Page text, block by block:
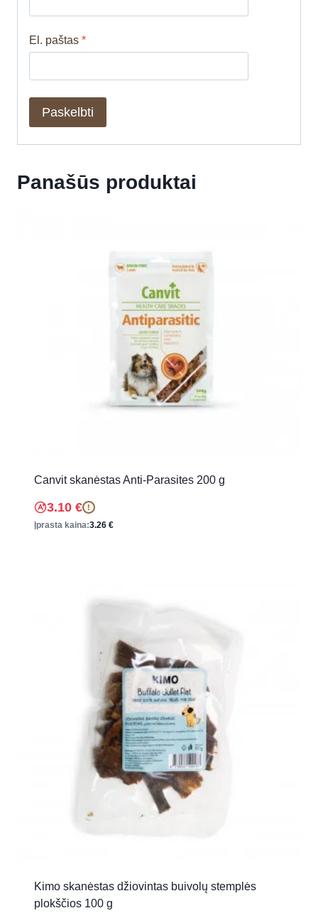
El. paštas *
Panašūs produktai
Canvit skanėstas Anti-Parasites 200 g
3.10 € !
Įprasta kaina:3.26 €
Kimo skanėstas džiovintas buivolų stemplės
plokščios 100 g